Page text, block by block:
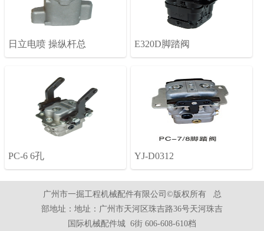
日立电喷 操纵杆总 E320D脚踏阀
PC-6 6孔 YJ-D0312
广州市一掘工程机械配件有限公司©版权所有 总
部地址：地址：广州市天河区珠吉路36号天河珠吉
国际机械配件城 6街 606-608-610档